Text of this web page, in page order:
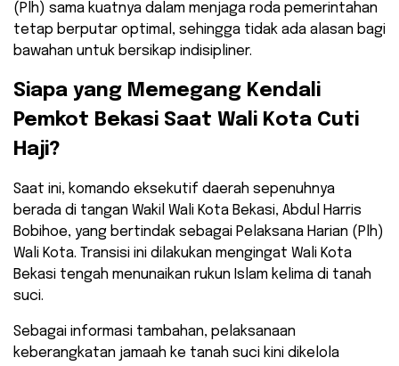
(Plh) sama kuatnya dalam menjaga roda pemerintahan
tetap berputar optimal, sehingga tidak ada alasan bagi
bawahan untuk bersikap indisipliner.
​Siapa yang Memegang Kendali
Pemkot Bekasi Saat Wali Kota Cuti
Haji?
​Saat ini, komando eksekutif daerah sepenuhnya
berada di tangan Wakil Wali Kota Bekasi, Abdul Harris
Bobihoe, yang bertindak sebagai Pelaksana Harian (Plh)
Wali Kota. Transisi ini dilakukan mengingat Wali Kota
Bekasi tengah menunaikan rukun Islam kelima di tanah
suci.
​Sebagai informasi tambahan, pelaksanaan
keberangkatan jamaah ke tanah suci kini dikelola